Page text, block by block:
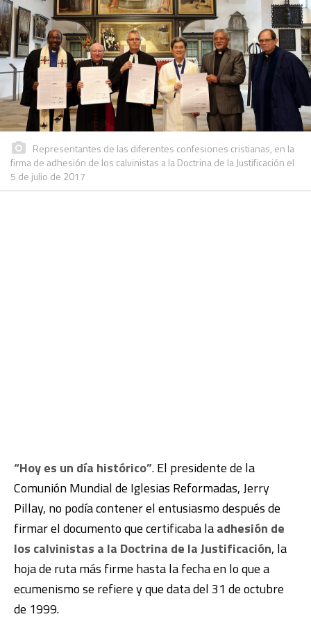
Representantes de las diferentes confesiones cristianas, en la
firma de adhesión de los calvinistas a la Doctrina de la Justificación el
5 de julio de 2017
“Hoy es un día histórico”. El presidente de la
Comunión Mundial de Iglesias Reformadas, Jerry
Pillay, no podía contener el entusiasmo después de
firmar el documento que certificaba laadhesión de
los calvinistas a la Doctrina de la Justificación, la
hoja de ruta más firme hasta la fecha en lo que a
ecumenismo se refiere y que data del 31 de octubre
de 1999.